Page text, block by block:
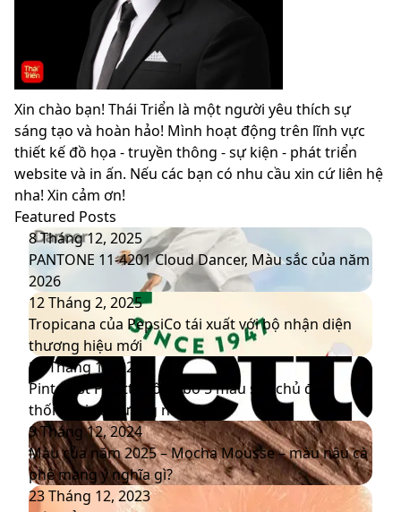
Xin chào bạn! Thái Triển là một người yêu thích sự
sáng tạo và hoàn hảo! Mình hoạt động trên lĩnh vực
thiết kế đồ họa - truyền thông - sự kiện - phát triển
website và in ấn. Nếu các bạn có nhu cầu xin cứ liên hệ
nha! Xin cảm ơn!
Featured Posts
PANTONE
11-
4201
Cloud
Dancer,
Màu
sắc
của
năm
2026
8 Tháng 12, 2025
PANTONE 11-4201 Cloud Dancer, Màu sắc của năm
2026
Tropicana
của
PepsiCo
tái
xuất
với
bộ
nhận
diện
thương
12 Tháng 2, 2025
Tropicana của PepsiCo tái xuất với bộ nhận diện
thương hiệu mới
Pinterest
Palette
công
bố
5
màu
sắc
20 Tháng 1, 2025
Pinterest Palette công bố 5 màu sắc chủ đạo
thống trị xu hướng năm 2025
Màu
của
năm
2025
9 Tháng 12, 2024
Màu của năm 2025 – Mocha Mousse – màu nâu cà
phê mang ý nghĩa gì?
Màu
23 Tháng 12, 2023